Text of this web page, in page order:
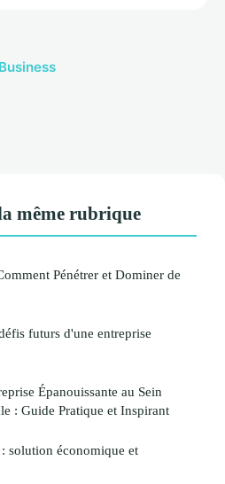
même rubrique
Pénétrer et Dominer de
futurs d'une entreprise
Épanouissante au Sein
: Guide Pratique et Inspirant
solution économique et